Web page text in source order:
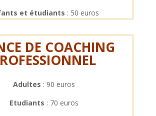
et étudiants : 50 euros
DE COACHING
Adultes : 90 euros
Etudiants : 70 euros